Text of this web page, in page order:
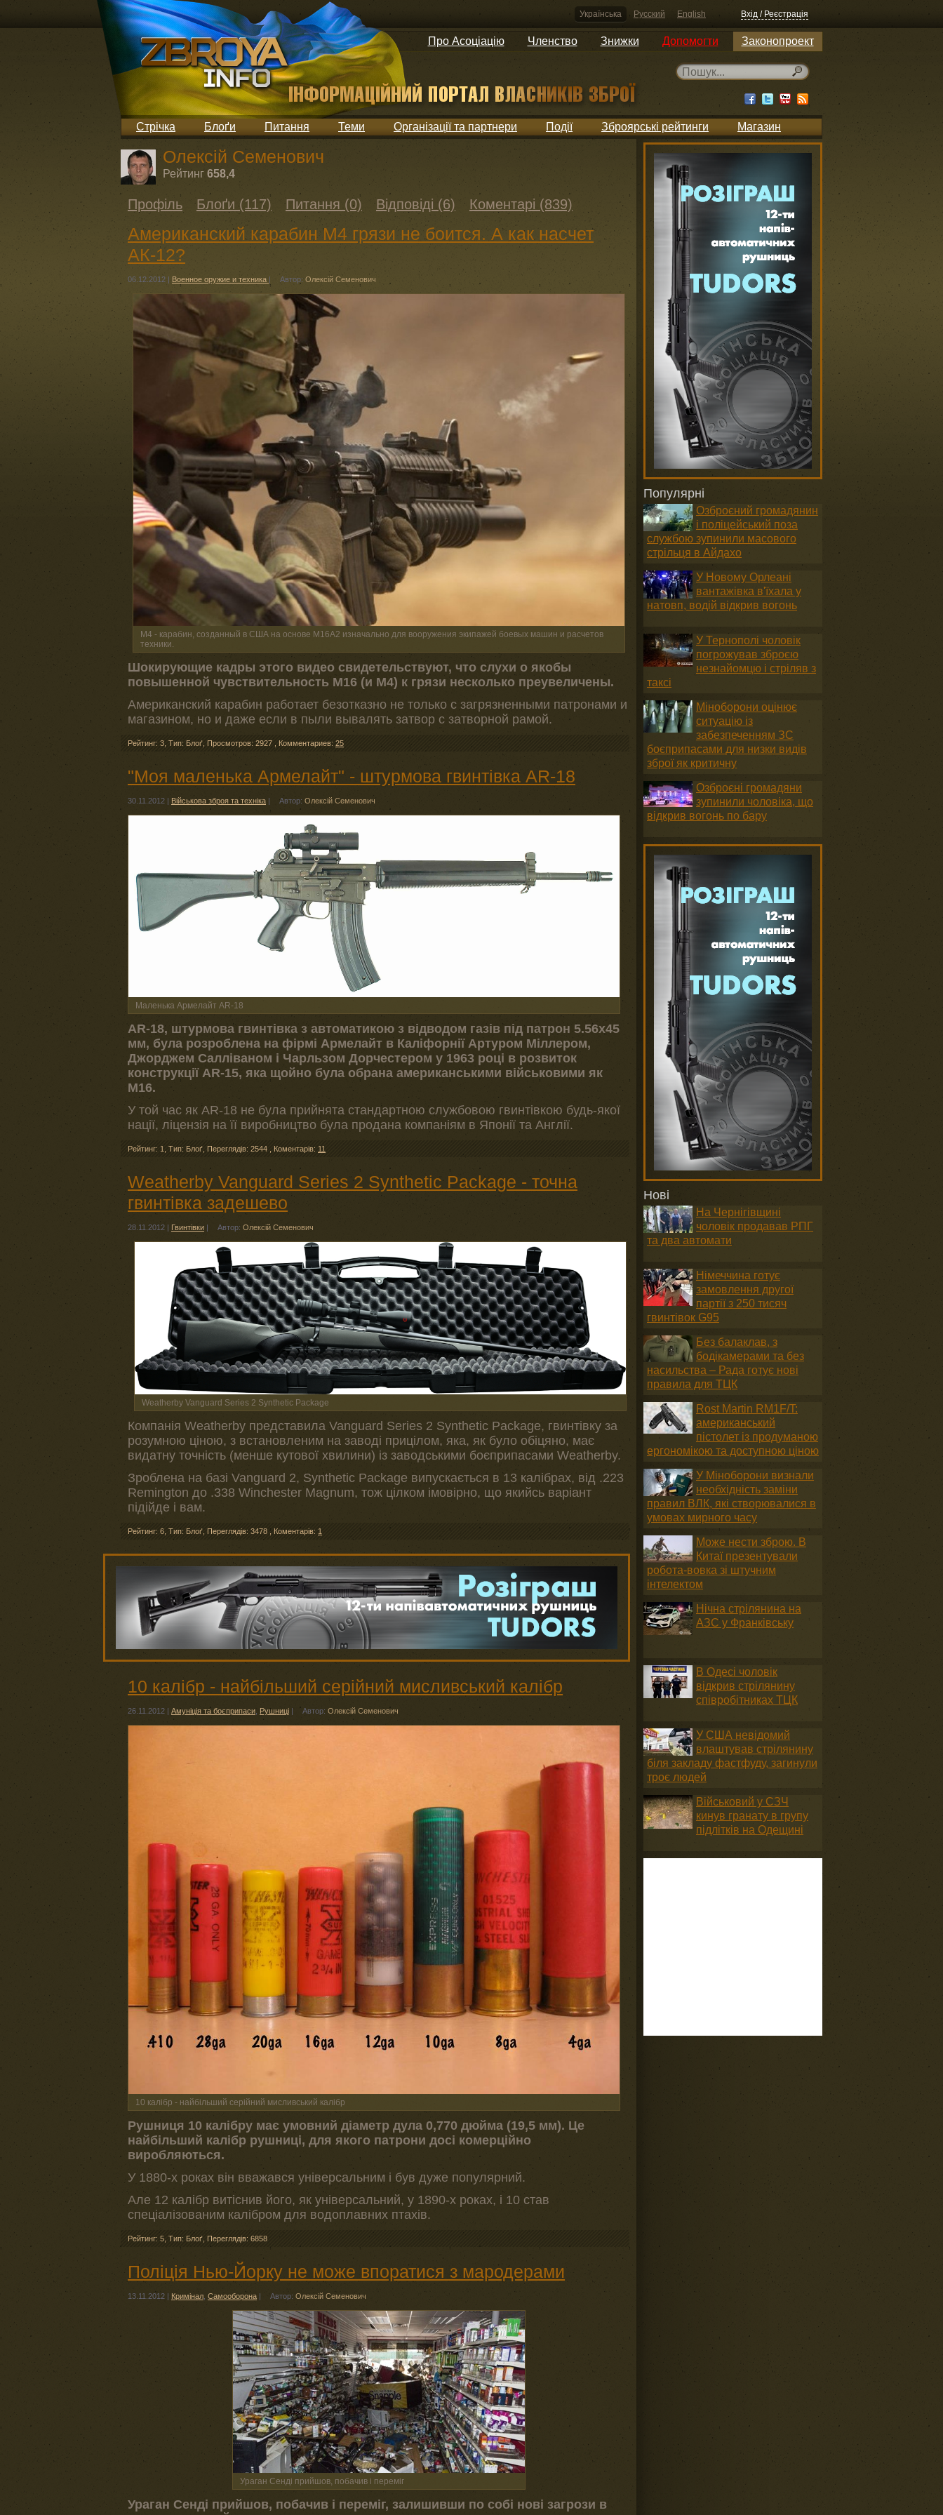
Українська Русский English Вхід / Реєстрація
Про Асоціацію Членство Знижки Допомогти Законопроект
Стрічка Блоґи Питання Теми Організації та партнери Події Зброярські рейтинги Магазин
Олексій Семенович
Рейтинг 658,4
Профіль Блоґи (117) Питання (0) Відповіді (6) Коментарі (839)
Американский карабин М4 грязи не боится. А как насчет
АК-12?
06.12.2012 | Военное оружие и техника | Автор: Олексій Семенович
М4 - карабин, созданный в США на основе М16А2 изначально для вооружения экипажей боевых машин и расчетов
техники.
Шокирующие кадры этого видео свидетельствуют, что слухи о якобы
повышенной чувствительность М16 (и М4) к грязи несколько преувеличены.
Американский карабин работает безотказно не только с загрязненными патронами и
магазином, но и даже если в пыли вывалять затвор с затворной рамой.
Рейтинг: 3 Тип: Блоґ Просмотров: 2927 Комментариев: 25
"Моя маленька Армелайт" - штурмова гвинтівка AR-18
30.11.2012 | Військова зброя та техніка | Автор: Олексій Семенович
Маленька Армелайт AR-18
AR-18, штурмова гвинтівка з автоматикою з відводом газів під патрон 5.56x45
мм, була розроблена на фірмі Армелайт в Каліфорнії Артуром Міллером,
Джорджем Салліваном і Чарльзом Дорчестером у 1963 році в розвиток
конструкції AR-15, яка щойно була обрана американськими військовими як
M16.
У той час як AR-18 не була прийнята стандартною службовою гвинтівкою будь-якої
нації, ліцензія на її виробництво була продана компаніям в Японії та Англії.
Рейтинг: 1 Тип: Блоґ Переглядів: 2544 Коментарів: 11
Weatherby Vanguard Series 2 Synthetic Package - точна
гвинтівка задешево
28.11.2012 | Гвинтівки | Автор: Олексій Семенович
Weatherby Vanguard Series 2 Synthetic Package
Компанія Weatherby представила Vanguard Series 2 Synthetic Package, гвинтівку за
розумною ціною, з встановленим на заводі прицілом, яка, як було обіцяно, має
видатну точність (менше кутової хвилини) із заводськими боєприпасами Weatherby.
Зроблена на базі Vanguard 2, Synthetic Package випускається в 13 калібрах, від .223
Remington до .338 Winchester Magnum, тож цілком імовірно, що якийсь варіант
підійде і вам.
Рейтинг: 6 Тип: Блоґ Переглядів: 3478 , Коментарів: 1
10 калібр - найбільший серійний мисливський калібр
26.11.2012 | Амуніція та боєприпаси Рушниці | Автор: Олексій Семенович
10 калібр - найбільший серійний мисливський калібр
Рушниця 10 калібру має умовний діаметр дула 0,770 дюйма (19,5 мм). Це
найбільший калібр рушниці, для якого патрони досі комерційно
виробляються.
У 1880-х роках він вважався універсальним і був дуже популярний.
Але 12 калібр витіснив його, як універсальний, у 1890-х роках, і 10 став
спеціалізованим калібром для водоплавних птахів.
Рейтинг: 5 Тип: Блоґ Переглядів: 6858
Поліція Нью-Йорку не може впоратися з мародерами
13.11.2012 | Кримінал Самооборона | Автор: Олексій Семенович
Ураган Сенді прийшов, побачив і переміг
Ураган Сенді прийшов, побачив і переміг, залишивши по собі нові загрози в
Популярні
Озброєний громадянин
і поліцейський поза
службою зупинили масового
стрільця в Айдахо
У Новому Орлеані
вантажівка в'їхала у
натовп, водій відкрив вогонь
У Тернополі чоловік
погрожував зброєю
незнайомцю і стріляв з
таксі
Міноборони оцінює
ситуацію із
забезпеченням ЗС
боєприпасами для низки видів
зброї як критичну
Озброєні громадяни
зупинили чоловіка, що
відкрив вогонь по бару
Нові
На Чернігівщині
чоловік продавав РПГ
та два автомати
Німеччина готує
замовлення другої
партії з 250 тисяч
гвинтівок G95
Без балаклав, з
бодікамерами та без
насильства – Рада готує нові
правила для ТЦК
Rost Martin RM1F/T:
американський
пістолет із продуманою
ергономікою та доступною ціною
У Міноборони визнали
необхідність заміни
правил ВЛК, які створювалися в
умовах мирного часу
Може нести зброю. В
Китаї презентували
робота-вовка зі штучним
інтелектом
Нічна стрілянина на
АЗС у Франківську
В Одесі чоловік
відкрив стрілянину
співробітниках ТЦК
У США невідомий
влаштував стрілянину
біля закладу фастфуду, загинули
троє людей
Військовий у СЗЧ
кинув гранату в групу
підлітків на Одещині